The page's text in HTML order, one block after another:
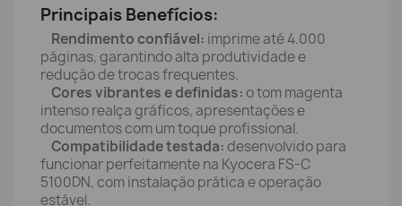
Principais Benefícios:
Rendimento confiável: imprime até 4.000
páginas, garantindo alta produtividade e
redução de trocas frequentes.
Cores vibrantes e definidas:o tom magenta
intenso realça gráficos, apresentações e
documentos com um toque profissional.
Compatibilidade testada:desenvolvido para
funcionar perfeitamente na Kyocera FS-C
5100DN, com instalação prática e operação
estável.